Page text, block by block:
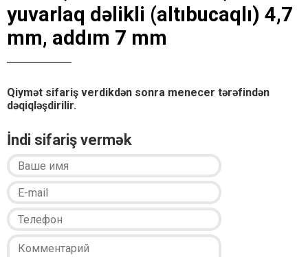
yuvarlaq dəlikli (altıbucaqlı) 4,7
mm, addım 7 mm
Qiymət sifariş verdikdən sonra menecer tərəfindən
dəqiqləşdirilir.
İndi sifariş vermək